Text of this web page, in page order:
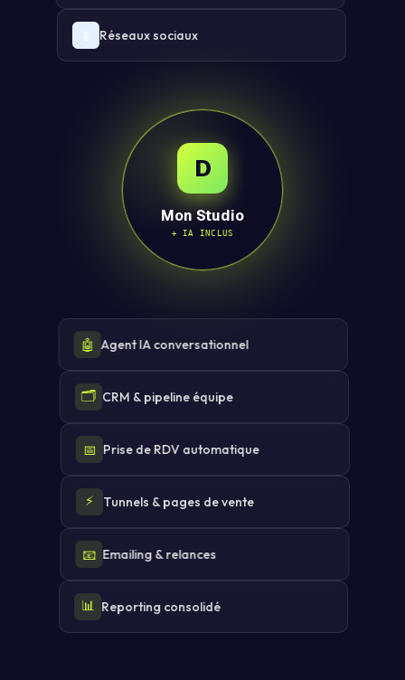
Réseaux sociaux
D
Mon Studio
+ IA INCLUS
🤖 Agent IA conversationnel
🗂 CRM & pipeline équipe
📅 Prise de RDV automatique
⚡ Tunnels & pages de vente
📧 Emailing & relances
📊 Reporting consolidé